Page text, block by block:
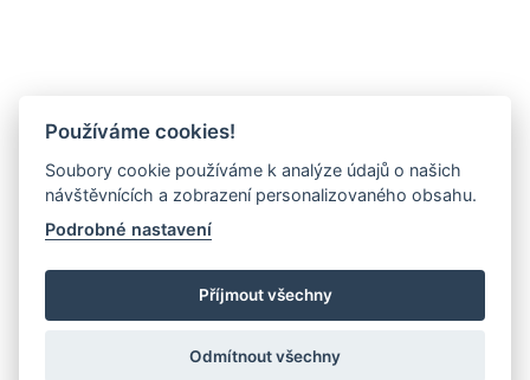
Používáme cookies!
Soubory cookie používáme k analýze údajů o našich
návštěvnících a zobrazení personalizovaného obsahu.
Podrobné nastavení
Příjmout všechny
Odmítnout všechny